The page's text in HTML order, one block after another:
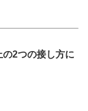
2つの接し方に